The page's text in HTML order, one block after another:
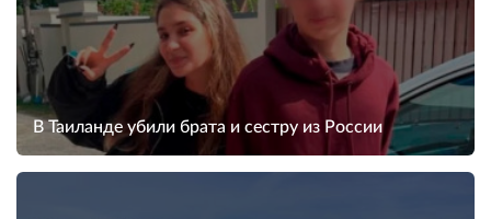
В Таиланде убили брата и сестру из России